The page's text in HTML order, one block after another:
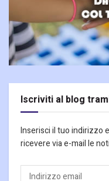
Iscriviti al blog
Inserisci il tuo indirizzo
ricevere via e-mail le
Indirizzo